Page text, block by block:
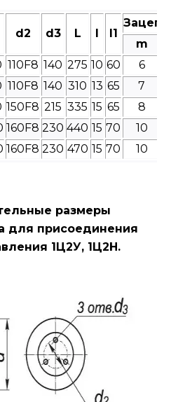
d2 d3 L l l1
m
110F8 140 275 10 60
6
110F8 140 310 13 65
7
150F8 215 335 15 65
8
160F8 230 440 15 70
10
160F8 230 470 15 70 10
размеры
для присоединения
1Ц2У, 1Ц2Н.